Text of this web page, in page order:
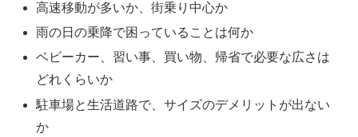
高速移動が多いか、街乗り中心か
雨の日の乗降で困っていることは何か
ベビーカー、習い事、買い物、帰省で必要な広さは
どれくらいか
駐車場と生活道路で、サイズのデメリットが出ない
か